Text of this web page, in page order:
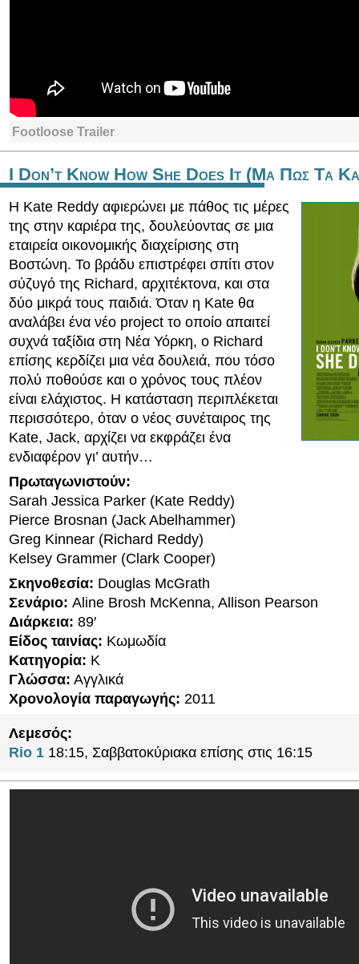
Footloose Trailer
I Don’t Know How She Does It (Μα Πως Τα
Η Kate Reddy αφιερώνει με πάθος τις μέρες
της στην καριέρα της, δουλεύοντας σε μια
εταιρεία οικονομικής διαχείρισης στη
Βοστώνη. Το βράδυ επιστρέφει σπίτι στον
σύζυγό της Richard, αρχιτέκτονα, και στα
δύο μικρά τους παιδιά. Όταν η Kate θα
αναλάβει ένα νέο project το οποίο απαιτεί
συχνά ταξίδια στη Νέα Υόρκη, ο Richard
επίσης κερδίζει μια νέα δουλειά, που τόσο
πολύ ποθούσε και ο χρόνος τους πλέον
είναι ελάχιστος. Η κατάσταση περιπλέκεται
περισσότερο, όταν ο νέος συνέταιρος της
Kate, Jack, αρχίζει να εκφράζει ένα
ενδιαφέρον γι’ αυτήν…
Πρωταγωνιστούν:
Sarah Jessica Parker (Kate Reddy)
Pierce Brosnan (Jack Abelhammer)
Greg Kinnear (Richard Reddy)
Kelsey Grammer (Clark Cooper)
Σκηνοθεσία: Douglas McGrath
Σενάριο: Aline Brosh McKenna, Allison Pearson
Διάρκεια: 89′
Είδος ταινίας: Κωμωδία
Κατηγορία: K
Γλώσσα: Αγγλικά
Χρονολογία παραγωγής: 2011
Λεμεσός:
Rio 1 18:15, Σαββατοκύριακα επίσης στις 16:15